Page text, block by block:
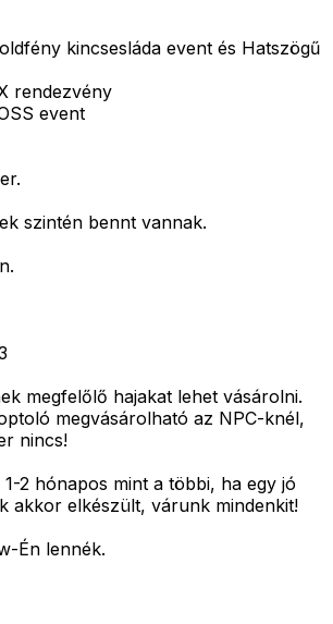
kincsesláda event és Hatszögű
rendezvény
event
szintén bennt vannak.
megfelőlő hajakat lehet vásárolni.
megvásárolható az NPC-knél,
nincs!
2 hónapos mint a többi, ha egy jó
akkor elkészült, várunk mindenkit!
Én lennék.